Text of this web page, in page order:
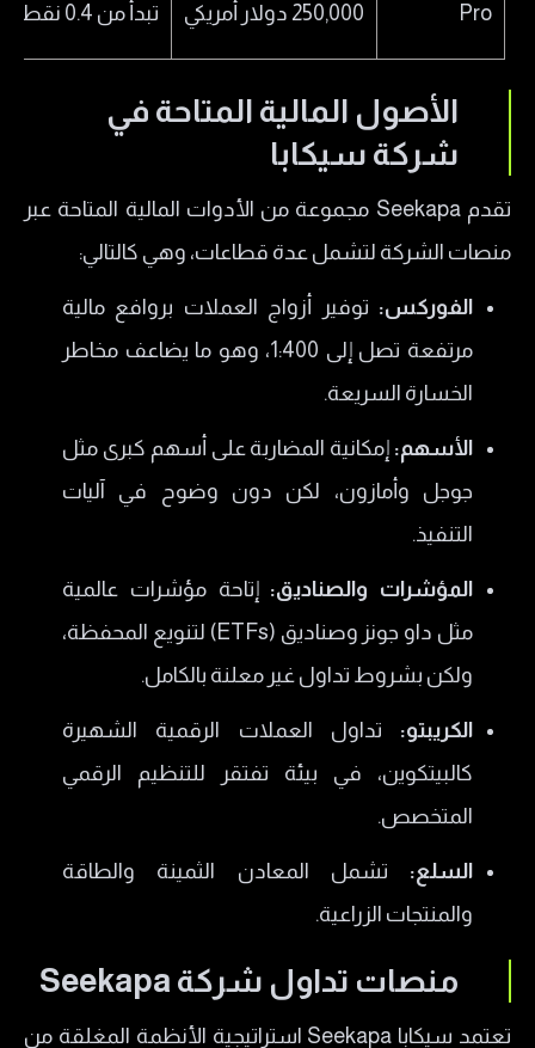
Pro 250,000 دولار أمريكي تبدأ من 0.4 نقطة
الأصول المالية المتاحة في
شركة سيكابا
تقدم Seekapa مجموعة من الأدوات المالية المتاحة عبر
منصات الشركة لتشمل عدة قطاعات، وهي كالتالي:
الفوركس: توفير أزواج العملات بروافع مالية
مرتفعة تصل إلى 1:400، وهو ما يضاعف مخاطر
الخسارة السريعة.
الأسهم: إمكانية المضاربة على أسهم كبرى مثل
جوجل وأمازون، لكن دون وضوح في آليات
التنفيذ.
المؤشرات والصناديق: إتاحة مؤشرات عالمية
مثل داو جونز وصناديق (ETFs) لتنويع المحفظة،
ولكن بشروط تداول غير معلنة بالكامل.
الكريبتو: تداول العملات الرقمية الشهيرة
كالبيتكوين، في بيئة تفتقر للتنظيم الرقمي
المتخصص.
السلع: تشمل المعادن الثمينة والطاقة
والمنتجات الزراعية.
منصات تداول شركة Seekapa
تعتمد سيكابا Seekapa استراتيجية الأنظمة المغلقة من